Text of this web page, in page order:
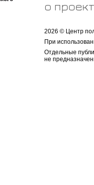
о
2026 © Центр
При
Отдельные
не